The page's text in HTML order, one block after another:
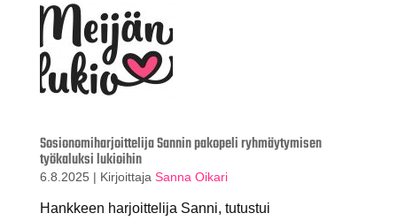
Sosionomiharjoittelija Sannin pakopeli ryhmäytymisen
työkaluksi lukioihin
6.8.2025 | Kirjoittaja Sanna Oikari
Hankkeen harjoittelija Sanni, tutustui